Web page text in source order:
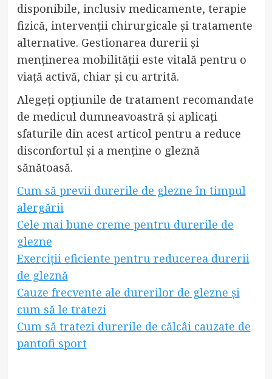
disponibile, inclusiv medicamente, terapie
fizică, intervenții chirurgicale și tratamente
alternative. Gestionarea durerii și
menținerea mobilității este vitală pentru o
viață activă, chiar și cu artrită.
Alegeți opțiunile de tratament recomandate
de medicul dumneavoastră și aplicați
sfaturile din acest articol pentru a reduce
disconfortul și a menține o gleznă
sănătoasă.
Cum să previi durerile de glezne în timpul
alergării
Cele mai bune creme pentru durerile de
glezne
Exerciții eficiente pentru reducerea durerii
de gleznă
Cauze frecvente ale durerilor de glezne și
cum să le tratezi
Cum să tratezi durerile de călcâi cauzate de
pantofi sport